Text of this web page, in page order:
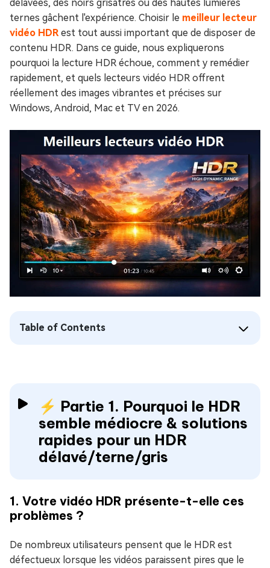
délavées, des noirs grisâtres ou des hautes lumières
ternes gâchent l'expérience. Choisir le meilleur lecteur
vidéo HDRest tout aussi important que de disposer de
contenu HDR. Dans ce guide, nous expliquerons
pourquoi la lecture HDR échoue, comment y remédier
rapidement, et quels lecteurs vidéo HDR offrent
réellement des images vibrantes et précises sur
Windows, Android, Mac et TV en 2026.
Table of Contents
⚡ Partie 1. Pourquoi le HDR
semble médiocre & solutions
rapides pour un HDR
délavé/terne/gris
1. Votre vidéo HDR présente-t-elle ces
problèmes ?
De nombreux utilisateurs pensent que le HDR est
défectueux lorsque les vidéos paraissent pires que le